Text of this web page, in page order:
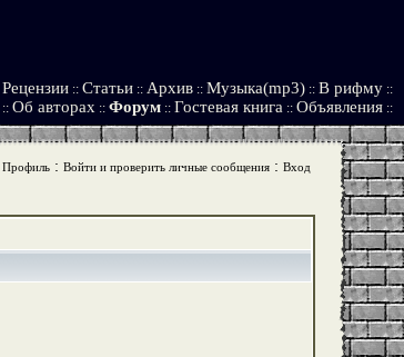
Рецензии :: Статьи :: Архив :: Музыка(mp3) :: В рифму ::
:: Об авторах :: Форум :: Гостевая книга :: Объявления ::
Профиль: Войти и проверить личные сообщения: Вход